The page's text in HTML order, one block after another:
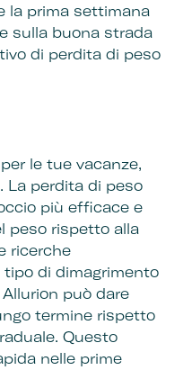
la prima settimana
sulla buona strada
di perdita di peso
le tue vacanze,
La perdita di peso
più efficace e
peso rispetto alla
ricerche
di dimagrimento
può dare
termine rispetto
Questo
nelle prime